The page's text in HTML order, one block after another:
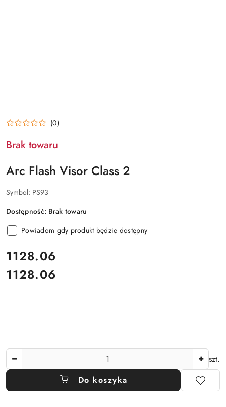
(0)
Brak towaru
Arc Flash Visor Class 2
Symbol: PS93
Dostępność: Brak towaru
Powiadom gdy produkt będzie dostępny
cena:
1128.06
Cena:
1128.06
szt.
Do koszyka